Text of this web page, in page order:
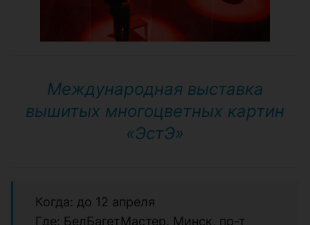
Международная выставка
вышитых многоцветных картин
«‎ЭстЭ»‎
Когда: до 12 апреля
Где: БелБагетМастер. Минск, пр-т